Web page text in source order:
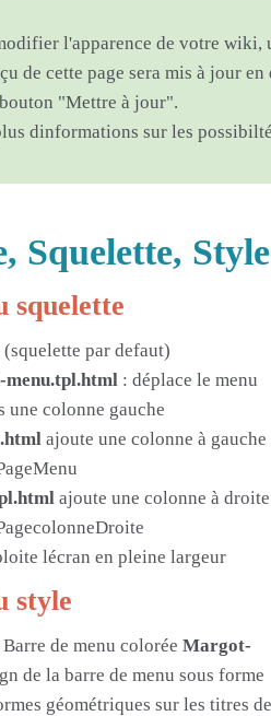
l'apparence de votre wiki,
de cette page sera mis à jour
"Mettre à jour".
dinformations sur les
Squelette, Style
squelette
(squelette par defaut)
: déplace le menu
une colonne gauche
ajoute une colonne à gauche
ajoute une colonne à droite
lécran en pleine largeur
style
Barre de menu colorée Margot-
de la barre de menu sous forme
géométriques sur les titres de